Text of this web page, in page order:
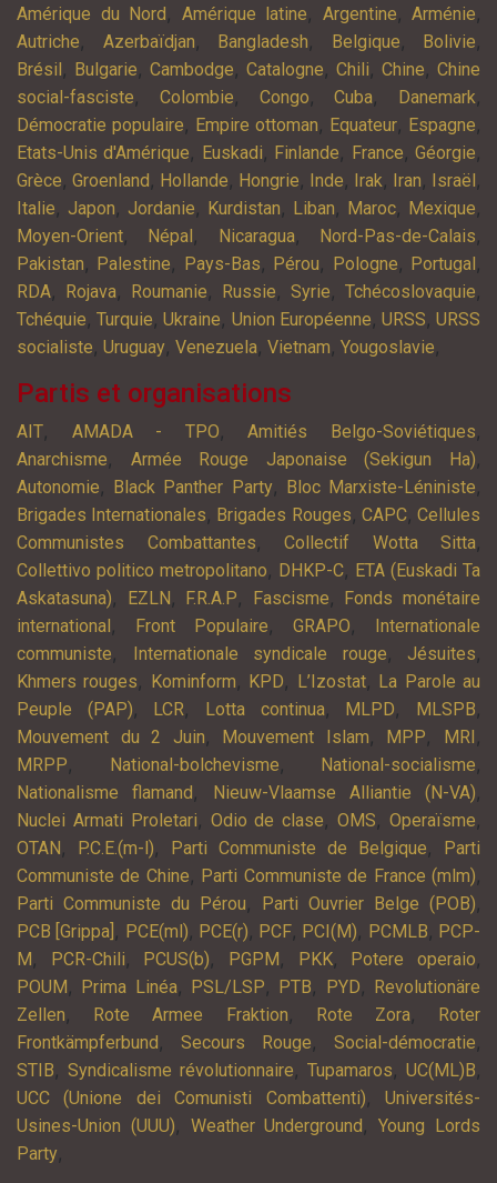
Amérique du Nord , Amérique latine, Argentine, Arménie,
Autriche, Azerbaïdjan, Bangladesh, Belgique, Bolivie,
Brésil , Bulgarie, Cambodge, Catalogne, Chili, Chine, Chine
social-fasciste, Colombie, Congo,Cuba, Danemark,
Démocratie populaire, Empire ottoman, Equateur, Espagne,
Etats-Unis d'Amérique, Euskadi, Finlande, France,Géorgie,
Grèce, Groenland , Hollande, Hongrie, Inde, Irak, Iran, Israël ,
Italie, Japon, Jordanie, Kurdistan, Liban, Maroc, Mexique,
Moyen-Orient, Népal , Nicaragua, Nord-Pas-de-Calais,
Pakistan, Palestine, Pays-Bas, Pérou, Pologne, Portugal ,
RDA, Rojava, Roumanie, Russie, Syrie, Tchécoslovaquie,
Tchéquie,Turquie,Ukraine, Union Européenne, URSS,URSS
socialiste, Uruguay, Venezuela, Vietnam, Yougoslavie,
Partis et organisations
AIT, AMADA - TPO,Amitiés Belgo-Soviétiques,
Anarchisme, Armée Rouge Japonaise (Sekigun Ha),
Autonomie, Black Panther Party, Bloc Marxiste-Léniniste,
Brigades Internationales, Brigades Rouges, CAPC,Cellules
Communistes Combattantes, Collectif Wotta Sitta,
Collettivo politico metropolitano, DHKP-C, ETA (Euskadi Ta
Askatasuna), EZLN , F.R.A.P, Fascisme,
Fonds monétaire
international , Front Populaire, GRAPO,
Internationale
communiste, Internationale syndicale rouge, Jésuites,
Khmers rouges, Kominform, KPD, L’Izostat, La Parole au
Peuple (PAP), LCR, Lotta continua, MLPD, MLSPB,
Mouvement du 2 Juin, Mouvement Islam, MPP, MRI ,
MRPP, National-bolchevisme, National-socialisme,
Nationalisme flamand , Nieuw-Vlaamse Alliantie (N-VA),
Nuclei Armati Proletari, Odio de clase,OMS,Operaïsme,
OTAN , P.C.E.(m-l), Parti Communiste de Belgique,
Parti
Communiste de Chine, Parti Communiste de France (mlm),
Parti Communiste du Pérou, Parti Ouvrier Belge (POB),
PCB [Grippa] , PCE(ml), PCE(r), PCF, PCI(M), PCMLB, PCP-
M , PCR-Chili, PCUS(b), PGPM , PKK, Potere operaio,
POUM , Prima Linéa, PSL/LSP, PTB, PYD,
Revolutionäre
Zellen, Rote Armee Fraktion, Rote Zora,
Roter
Frontkämpferbund , Secours Rouge, Social-démocratie,
STIB, Syndicalisme révolutionnaire, Tupamaros, UC(ML)B,
UCC (Unione dei Comunisti Combattenti),Universités-
Usines-Union (UUU), Weather Underground ,Young Lords
Party,